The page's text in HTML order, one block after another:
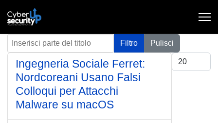
Inserisci parte del titolo Filtro
Pulisci
Visualizza #
Ingegneria Sociale Ferret:
Nordcoreani Usano Falsi
Colloqui per Attacchi
Malware su macOS